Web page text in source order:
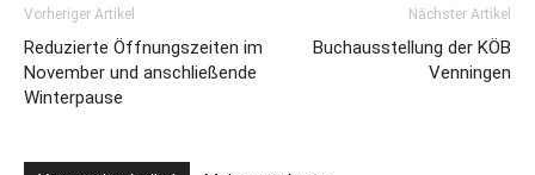
Vorheriger Artikel
Reduzierte Öffnungszeiten im
November und anschließende
Winterpause
Nächster Artikel
Buchausstellung der KÖB
Venningen